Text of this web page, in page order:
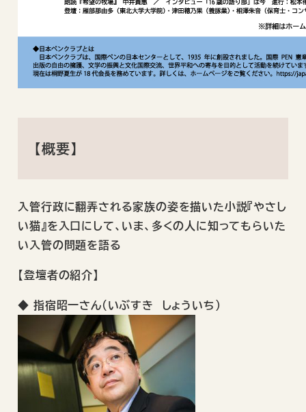
【概要】
入管行政に翻弄される家族の姿を描いた小説『やさし
い猫』を入口にして、いま、多くの人に知ってもらいた
い入管の問題を語る
【登壇者の紹介】
◆ 指宿昭一さん（いぶすき しょういち）